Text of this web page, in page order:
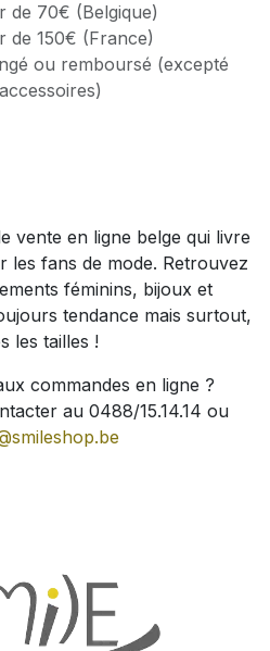
de 70€ (Belgique)
de 150€ (France)
ou remboursé (excepté
vente en ligne belge qui livre
les fans de mode. Retrouvez
féminins, bijoux et
tendance mais surtout,
les tailles !
commandes en ligne ?
au 0488/15.14.14 ou